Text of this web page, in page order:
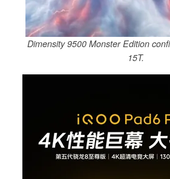
Dimensity 9500 Monster Edition
15T.